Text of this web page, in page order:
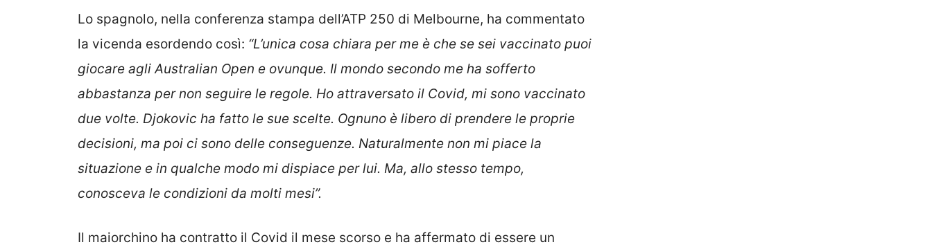
Lo spagnolo, nella conferenza stampa dell’ATP 250 di Melbourne, ha commentato
la vicenda esordendo così: “L’unica cosa chiara per me è che se sei vaccinato puoi
giocare agli Australian Open e ovunque. Il mondo secondo me ha sofferto
abbastanza per non seguire le regole. Ho attraversato il Covid, mi sono vaccinato
due volte. Djokovic ha fatto le sue scelte. Ognuno è libero di prendere le proprie
decisioni, ma poi ci sono delle conseguenze. Naturalmente non mi piace la
situazione e in qualche modo mi dispiace per lui. Ma, allo stesso tempo,
conosceva le condizioni da molti mesi”.
Il maiorchino ha contratto il Covid il mese scorso e ha affermato di essere un